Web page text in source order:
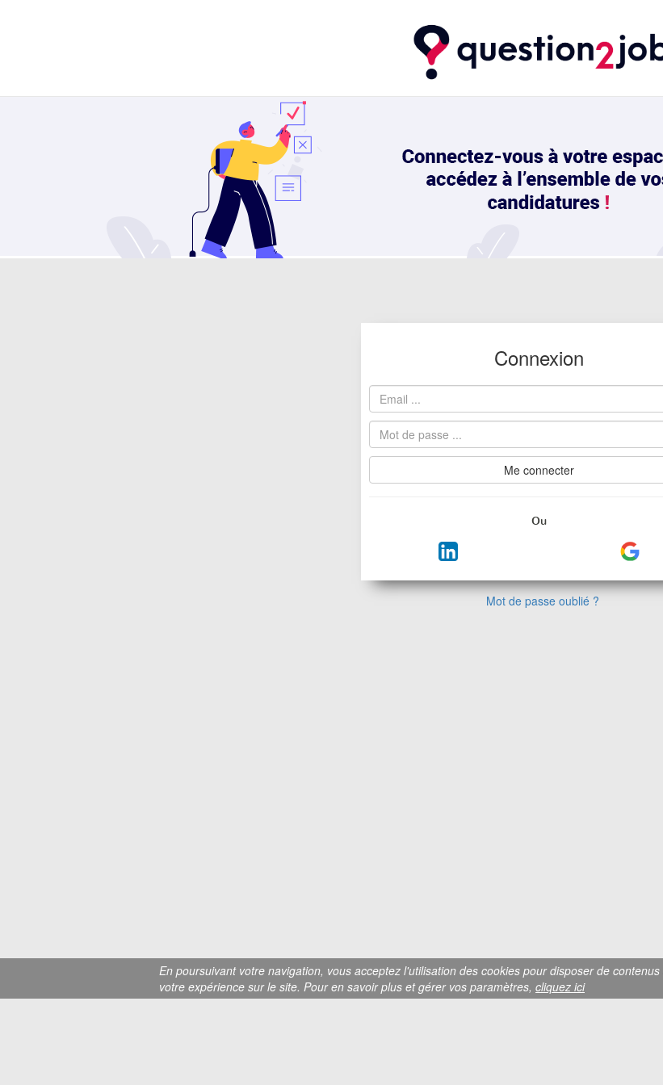
En poursuivant votre navigation, vous acceptez l'utilisation des cookies pour disposer de
votre expérience sur le site. Pour en savoir plus et gérer vos paramètres, cliquez ici
Connexion
Ou
Mot de passe oublié ?